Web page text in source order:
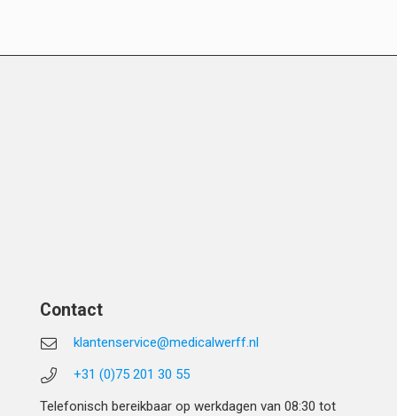
Contact
klantenservice@medicalwerff.nl
+31 (0)75 201 30 55
Telefonisch bereikbaar op werkdagen van 08:30 tot